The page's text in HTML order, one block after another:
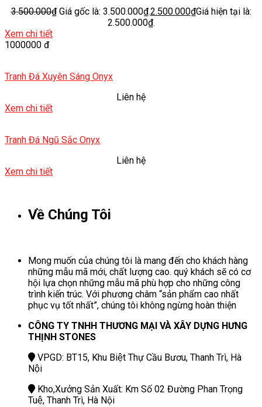
3.500.000₫ Giá gốc là: 3.500.000₫.2.500.000₫Giá hiện tại là:
2.500.000₫.
Xem chi tiết
1000000 đ
Tranh Đá Xuyên Sáng Onyx
Liên hệ
Xem chi tiết
Tranh Đá Ngũ Sắc Onyx
Liên hệ
Xem chi tiết
Về Chúng Tôi
Mong muốn của chúng tôi là mang đến cho khách hàng
những mẫu mã mới, chất lượng cao. quý khách sẽ có cơ
hội lựa chọn những mẫu mã phù hợp cho những công
trình kiến trúc. Với phương châm “sản phẩm cao nhất
phục vụ tốt nhất”, chúng tôi không ngừng hoàn thiện
CÔNG TY TNHH THƯƠNG MẠI VÀ XÂY DỰNG HƯNG
THỊNH STONES
VPGD: BT15, Khu Biệt Thự Cầu Bươu, Thanh Trì, Hà
Nội
Kho,Xưởng Sản Xuất: Km Số 02 Đường Phan Trọng
Tuệ, Thanh Trì, Hà Nội